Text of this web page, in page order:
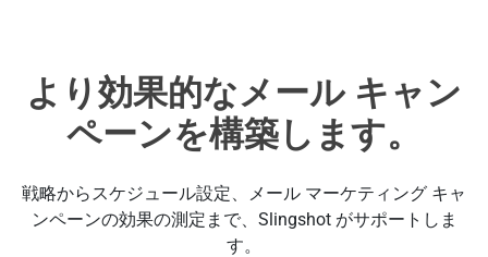
より効果的なメール キャン
ペーンを構築します。
戦略からスケジュール設定、メール マーケティング キャ
ンペーンの効果の測定まで、Slingshot がサポートしま
す。